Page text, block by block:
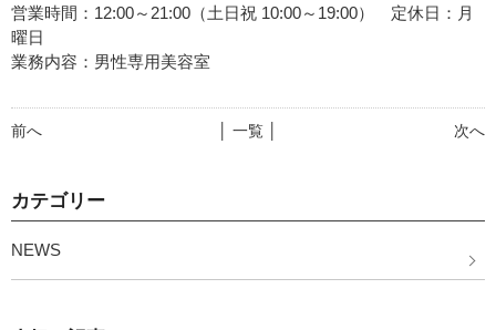
営業時間：12:00～21:00（土日祝 10:00～19:00） 定休日：月
曜日
業務内容：男性専用美容室
前へ 次へ
│ 一覧 │
カテゴリー
NEWS